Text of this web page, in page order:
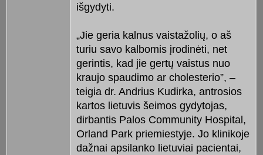
išgydyti.
„Jie geria kalnus vaistažolių, o aš
turiu savo kalbomis įrodinėti, net
gerintis, kad jie gertų vaistus nuo
kraujo spaudimo ar cholesterio”, –
teigia dr. Andrius Kudirka, antrosios
kartos lietuvis šeimos gydytojas,
dirbantis Palos Community Hospital,
Orland Park priemiestyje. Jo klinikoje
dažnai apsilanko lietuviai pacientai,